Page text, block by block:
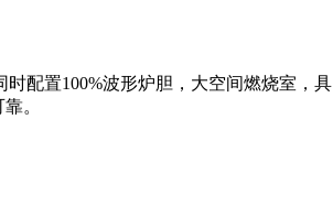
配置100%波形炉胆，大空间燃烧室，具
。